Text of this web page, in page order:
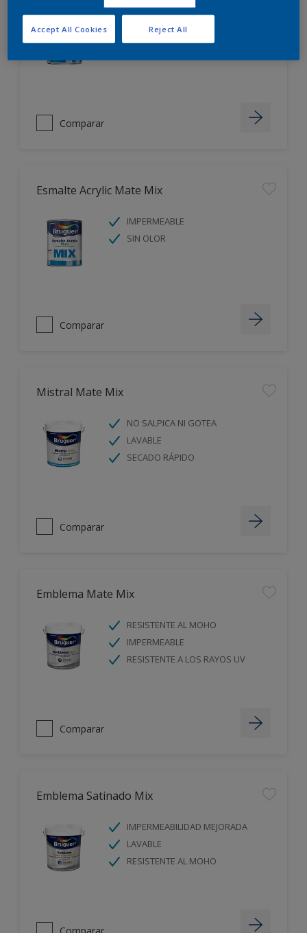
IMPERMEABLE
SIN OLOR
Comparar
Esmalte Acrylic Mate Mix
IMPERMEABLE
SIN OLOR
Comparar
Mistral Mate Mix
NO SALPICA NI GOTEA
LAVABLE
SECADO RÁPIDO
Comparar
Emblema Mate Mix
RESISTENTE AL MOHO
IMPERMEABLE
RESISTENTE A LOS RAYOS UV
Comparar
Emblema Satinado Mix
IMPERMEABILIDAD MEJORADA
LAVABLE
RESISTENTE AL MOHO
Comparar
Reject All
Accept All Cookies